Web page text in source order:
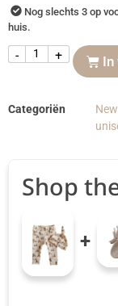
Nog slechts 3 op
huis.
- + In
Categoriën
Shop
+